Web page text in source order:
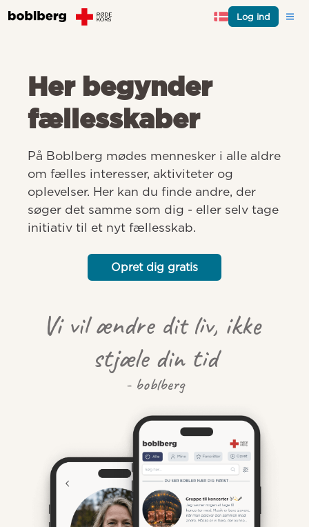
Log ind
Her begynder
fællesskaber
På Boblberg mødes mennesker i alle aldre
om fælles interesser, aktiviteter og
oplevelser. Her kan du finde andre, der
søger det samme som dig - eller selv tage
initiativ til et nyt fællesskab.
Opret dig gratis
Vi vil ændre dit liv, ikke
stjæle din tid
- boblberg